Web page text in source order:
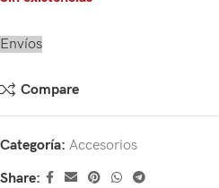
Envíos
Compare
Categoría: Accesorios
Share: